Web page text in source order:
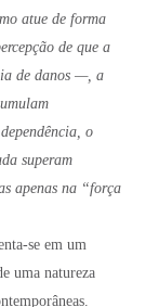
atue de forma
de que a
de danos —, a
o
superam
apenas na “força
se em um
uma natureza